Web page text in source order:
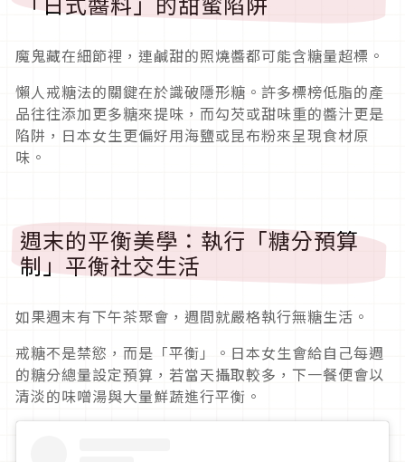
魔鬼藏在細節裡，連鹹甜的照燒醬都可能含糖量超標。
懶人戒糖法的關鍵在於識破隱形糖。許多標榜低脂的產
品往往添加更多糖來提味，而勾芡或甜味重的醬汁更是
陷阱，日本女生更偏好用海鹽或昆布粉來呈現食材原
味。
週末的平衡美學：執行「糖分預算
制」平衡社交生活
如果週末有下午茶聚會，週間就嚴格執行無糖生活。
戒糖不是禁慾，而是「平衡」。日本女生會給自己每週
的糖分總量設定預算，若當天攝取較多，下一餐便會以
清淡的味噌湯與大量鮮蔬進行平衡。